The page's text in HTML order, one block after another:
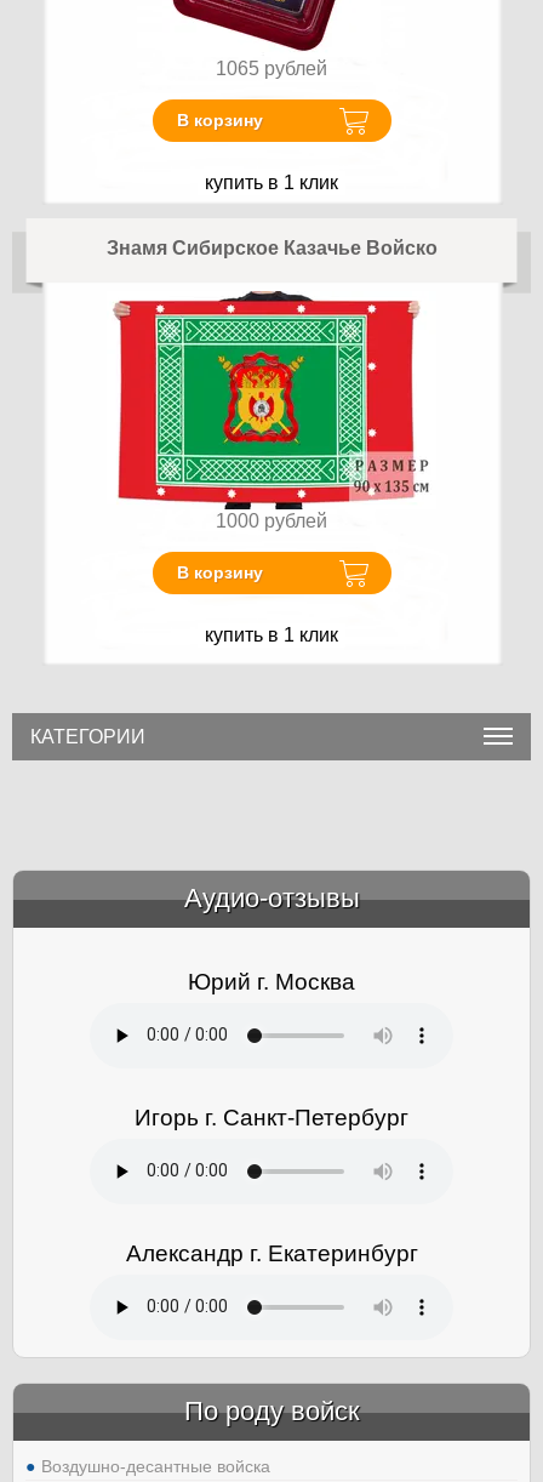
1065 рублей
В корзину
купить в 1 клик
Знамя Сибирское Казачье Войско
1000 рублей
В корзину
купить в 1 клик
КАТЕГОРИИ
Аудио-отзывы
Юрий г. Москва
Игорь г. Санкт-Петербург
Александр г. Екатеринбург
По роду войск
Воздушно-десантные войска